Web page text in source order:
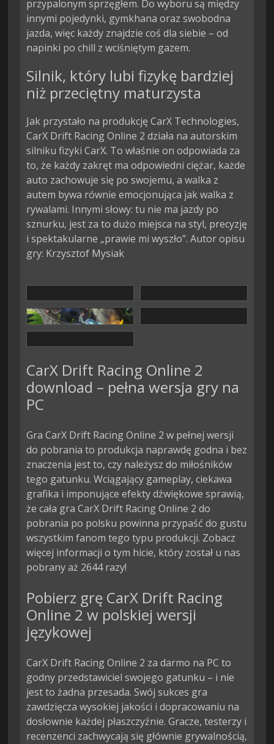
przypalonym sprzęgłem. Do wyboru są między
innymi pojedynki, gymkhana oraz swobodna
jazda, więc każdy znajdzie coś dla siebie – od
napinki po chill z wciśniętym gazem.
Silnik, który lubi fizykę bardziej
niż przeciętny maturzysta
Jak przystało na produkcję CarX Technologies,
CarX Drift Racing Online 2 działa na autorskim
silniku fizyki CarX. To właśnie on odpowiada za
to, że każdy zakręt ma odpowiedni ciężar, każde
auto zachowuje się po swojemu, a walka z
autem bywa równie emocjonująca jak walka z
rywalami. Innymi słowy: tu nie ma jazdy po
sznurku, jest za to dużo miejsca na styl, precyzję
i spektakularne „prawie mi wyszło”. Autor opisu
gry: Krzysztof Mysiak
CarX Drift Racing Online 2
download – pełna wersja gry na
PC
Gra CarX Drift Racing Online 2 w pełnej wersji
do pobrania to produkcja naprawdę godna i bez
znaczenia jest to, czy należysz do miłośników
tego gatunku. Wciągający gameplay, ciekawa
grafika i imponujące efekty dźwiękowe sprawią,
że cała gra CarX Drift Racing Online 2 do
pobrania po polsku powinna przypaść do gustu
wszystkim fanom tego typu produkcji. Zobacz
więcej informacji o tym hicie, który został u nas
pobrany aż 2644 razy!
Pobierz grę CarX Drift Racing
Online 2 w polskiej wersji
językowej
CarX Drift Racing Online 2 za darmo na PC to
godny przedstawiciel swojego gatunku – i nie
jest to żadna przesada. Swój sukces gra
zawdzięcza wysokiej jakości i dopracowaniu na
dosłownie każdej płaszczyźnie. Gracze, testerzy i
recenzenci zachwycają się głównie grywalnością,